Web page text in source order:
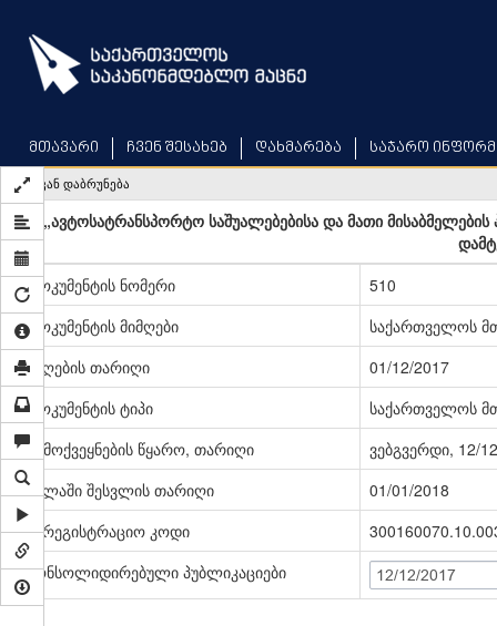
main
content
მთავარი ჩვენ შესახებ დახმარება საჯარო
უკან დაბრუნება
„ავტოსატრანსპორტო საშუალებებისა და მათი
დოკუმენტის ნომერი
510
დოკუმენტის მიმღები
საქართველოს
მიღების თარიღი
01/12/2017
დოკუმენტის ტიპი
საქართველოს
გამოქვეყნების წყარო, თარიღი
ვებგვერდი, 12/
ძალაში შესვლის თარიღი
01/01/2018
სარეგისტრაციო კოდი
კონსოლიდირებული პუბლიკაციები
12/12/2017